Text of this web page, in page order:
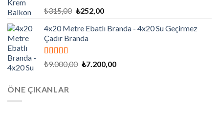
5 üzerinden
oy aldı
₺315,00 Orijinal
₺315,00.
₺252,00Şu
fiyat:
4x20 Metre Ebatlı Branda - 4x20 Su Geçirmez
Çadır Branda
5 üzerinden
oy aldı
₺9.000,00 Orijinal
₺7.200,00Şu
ÖNE ÇIKANLAR